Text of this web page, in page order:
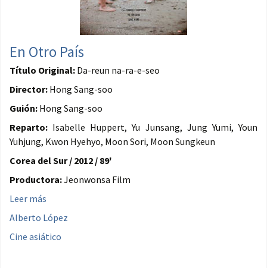
En Otro País
Título Original: Da-reun na-ra-e-seo
Director: Hong Sang-soo
Guión: Hong Sang-soo
Reparto: Isabelle Huppert, Yu Junsang, Jung Yumi, Youn
Yuhjung, Kwon Hyehyo, Moon Sori, Moon Sungkeun
Corea del Sur / 2012 / 89'
Productora:Jeonwonsa Film
Leer más
Alberto López
Cine asiático